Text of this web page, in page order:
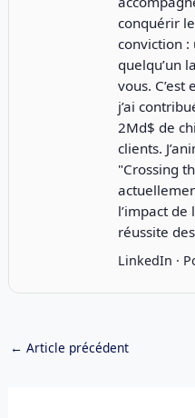
conquérir
conviction :
quelqu’un
vous.
j’ai
2Md$ de
clients.
"Crossing
l’impact de
réussite
LinkedIn ·
← Article précédent